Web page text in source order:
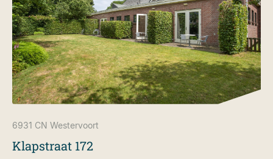
6931 CN Westervoort
Klapstraat 172